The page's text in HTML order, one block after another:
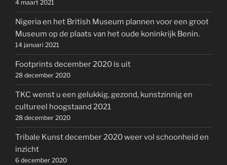
4 maart 2021
Nigeria en het British Museum plannen voor een groot
Museum op de plaats van het oude koninkrijk Benin.
14 januari 2021
Footprints december 2020 is uit
28 december 2020
TKC wenst u een gelukkig, gezond, kunstzinnig en
cultureel hoogstaand 2021
28 december 2020
Tribale Kunst december 2020 weer vol schoonheid en
inzicht
6 december 2020